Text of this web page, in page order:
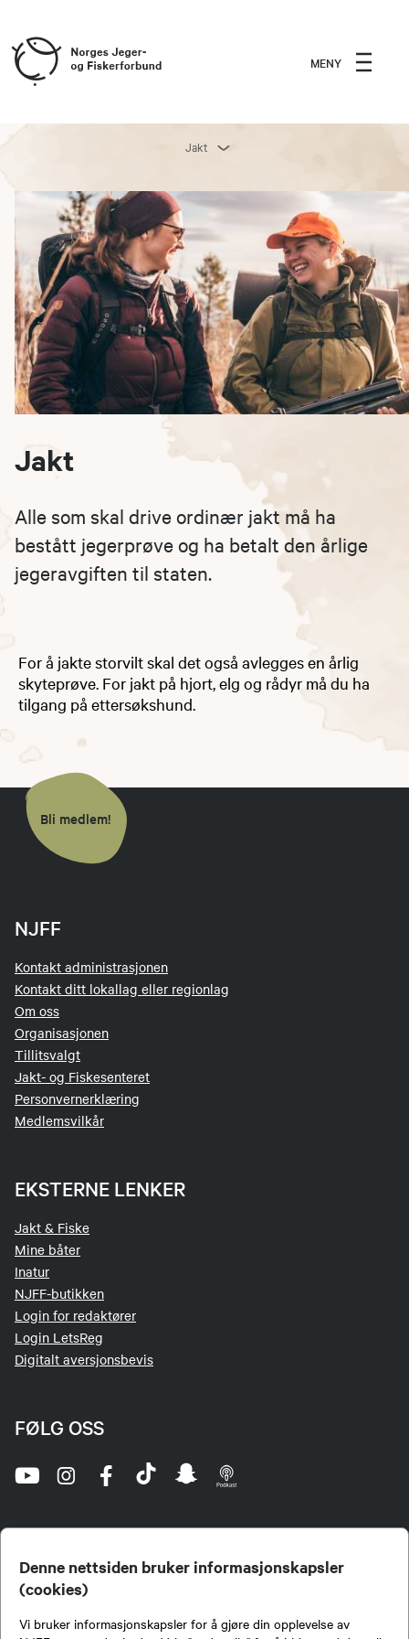
Denne nettsiden bruker informasjonskapsler
(cookies)
Vi bruker informasjonskapsler for å gjøre din opplevelse av
MENY
Jakt
Jakt
Alle som skal drive ordinær jakt må ha
bestått jegerprøve og ha betalt den årlige
jegeravgiften til staten.
For å jakte storvilt skal det også avlegges en årlig
skyteprøve. For jakt på hjort, elg og rådyr må du ha
tilgang på ettersøkshund.
Bli medlem!
NJFF
Kontakt administrasjonen
Kontakt ditt lokallag eller regionlag
Om oss
Organisasjonen
Tillitsvalgt
Jakt- og Fiskesenteret
Personvernerklæring
Medlemsvilkår
EKSTERNE LENKER
Jakt & Fiske
Mine båter
Inatur
NJFF-butikken
Login for redaktører
Login LetsReg
Digitalt aversjonsbevis
FØLG OSS
jegere og sportsfiskere og et av de viktigste miljøene for formidling av kunnskap om jakt og